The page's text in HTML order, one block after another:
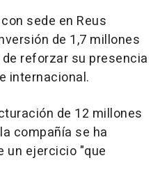
sede en Reus
de 1,7 millones
reforzar su presencia
internacional.
de 12 millones
compañía se ha
un ejercicio "que